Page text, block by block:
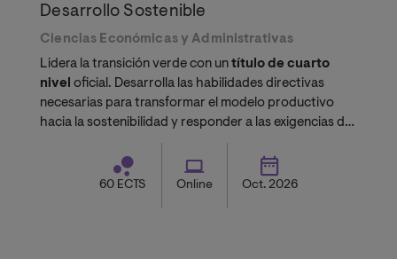
Desarrollo Sostenible
Ciencias Económicas y Administrativas
Lidera la transición verde con untítulo de cuarto
nivel oficial. Desarrolla las habilidades directivas
necesarias para transformar el modelo productivo
hacia la sostenibilidad y responder a las exigencias de
60 ECTS Online Oct. 2026